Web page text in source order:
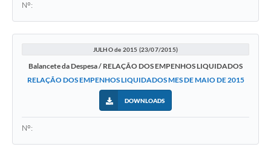
Nº:
JULHO de 2015 (23/07/2015)
Balancete da Despesa / RELAÇÃO DOS EMPENHOS LIQUIDADOS
RELAÇÃO DOS EMPENHOS LIQUIDADOS MES DE MAIO DE 2015
DOWNLOADS
Nº: